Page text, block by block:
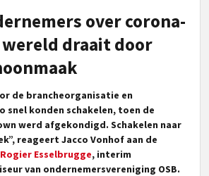
over corona-
draait door
de brancheorganisatie en
snel konden schakelen, toen de
werd afgekondigd. Schakelen naar
reageert Jacco Vonhof aan de
Rogier Esselbrugge, interim
van ondernemersvereniging OSB.